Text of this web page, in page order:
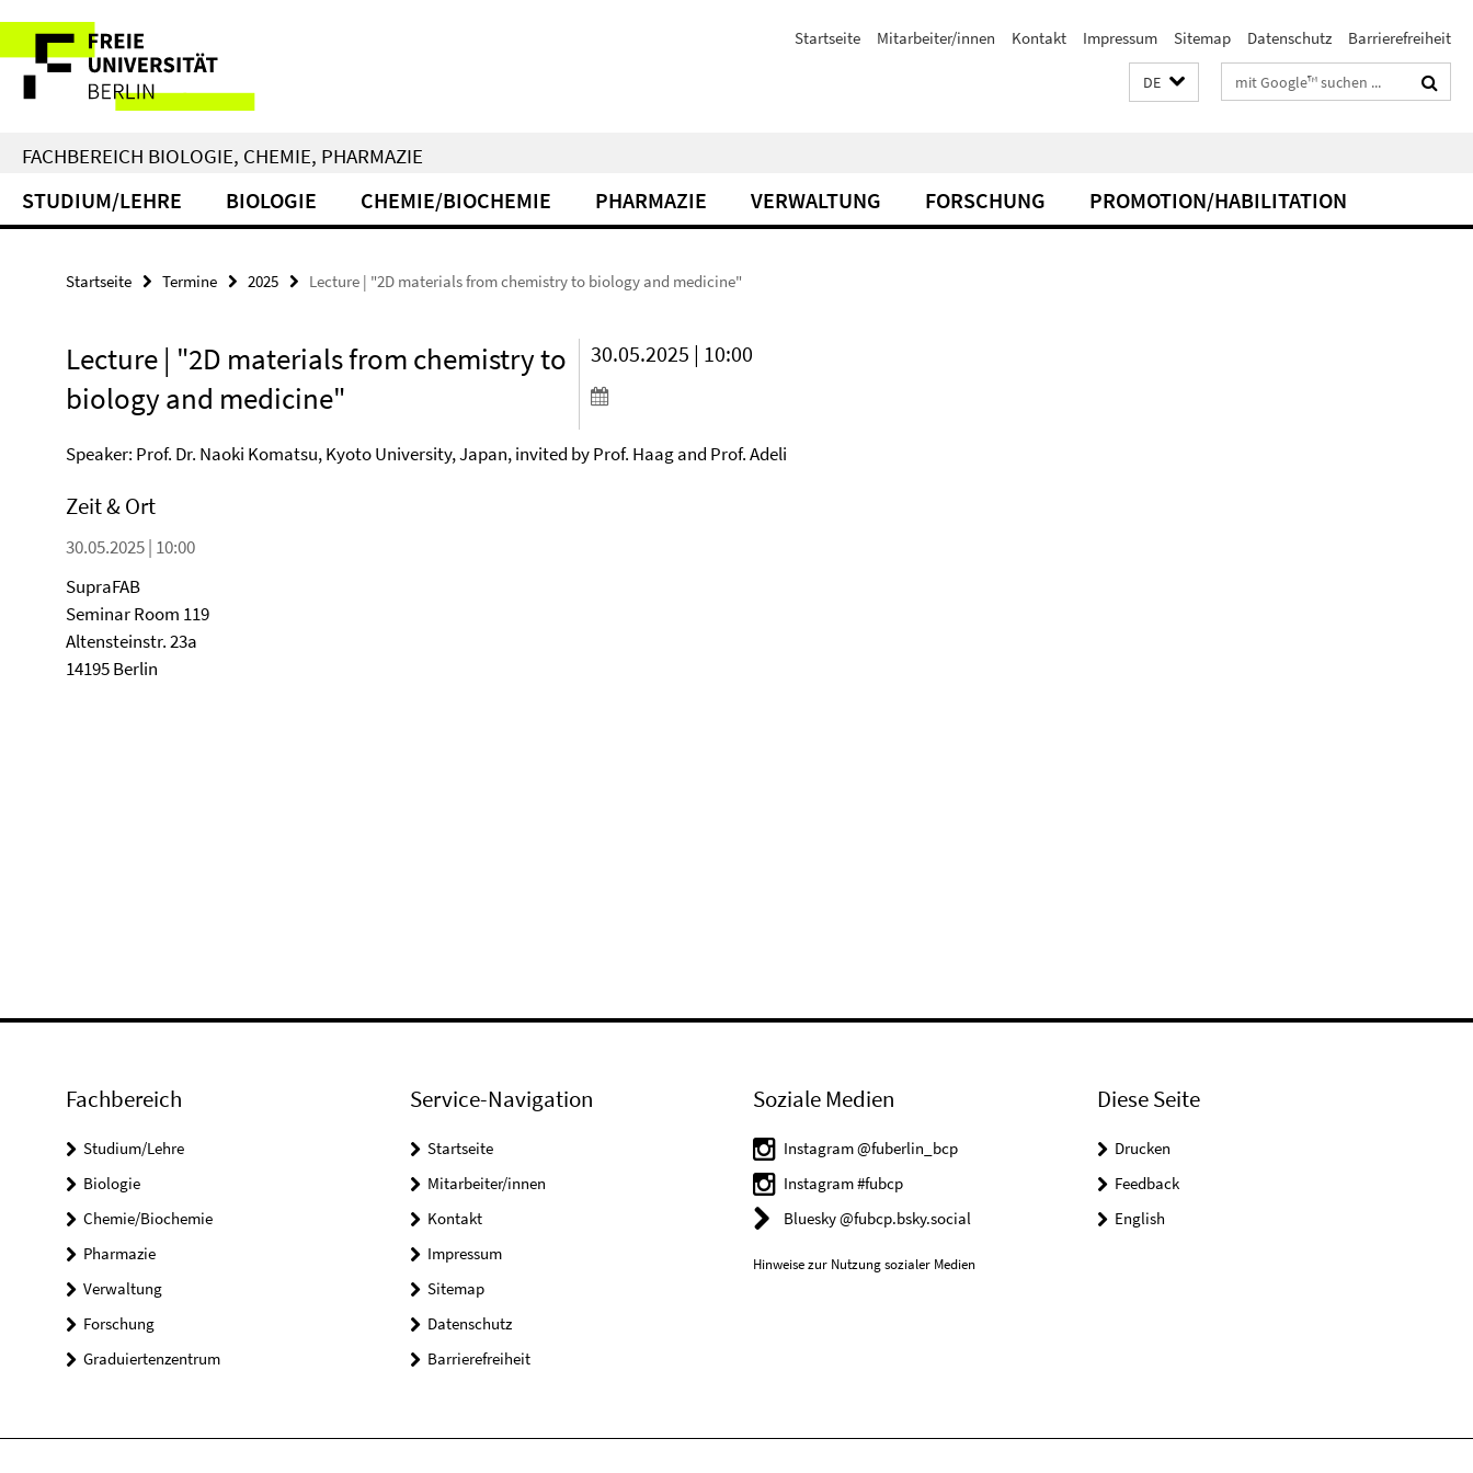
direkt
Inhalt
Service-
Navigation
Startseite Mitarbeiter/innen Kontakt Impressum Sitemap Datenschutz Barrierefreiheit
DE Suchbegriffe
FACHBEREICH BIOLOGIE, CHEMIE, PHARMAZIE
STUDIUM/LEHRE BIOLOGIE CHEMIE/BIOCHEMIE PHARMAZIE VERWALTUNG FORSCHUNG PROMOTION/HABILITATION
Startseite Termine 2025 Lecture | "2D materials from chemistry to biology and medicine"
Lecture | "2D materials from chemistry to
biology and medicine"
30.05.2025 | 10:00
Speaker: Prof. Dr. Naoki Komatsu, Kyoto University, Japan, invited by Prof. Haag and Prof. Adeli
Zeit & Ort
30.05.2025 | 10:00
SupraFAB
Seminar Room 119
Altensteinstr. 23a
14195 Berlin
Fachbereich
Studium/Lehre
Biologie
Chemie/Biochemie
Pharmazie
Verwaltung
Forschung
Graduiertenzentrum
Service-Navigation
Startseite
Mitarbeiter/innen
Kontakt
Impressum
Sitemap
Datenschutz
Barrierefreiheit
Soziale Medien
Instagram @fuberlin_bcp
Instagram #fubcp
Bluesky @fubcp.bsky.social
Hinweise zur Nutzung sozialer Medien
Diese Seite
Drucken
Feedback
English